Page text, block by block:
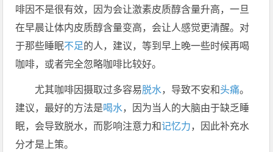
啡因不是很有效，因为会让激素皮质醇含量升高，一旦
在早晨让体内皮质醇含量变高，会让人感觉更清醒。对
于那些睡眠不足的人，建议，等到早上晚一些时候再喝
咖啡，或者完全忽略咖啡比较好。
尤其咖啡因摄取过多容易脱水，导致不安和头痛。
建议，最好的方法是喝水，因为当人的大脑由于缺乏睡
眠，会导致脱水，而影响注意力和记忆力，因此补充水
分才是上策。